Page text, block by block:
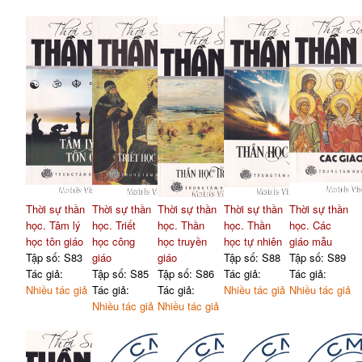
Thời sự thần
học. Tâm lý
học tôn giáo
Tập số: S83
Tác giả:
Nhiều tác giả
Thời sự thần
học. Triết
học công
giáo
Tập số: S85
Tác giả:
Nhiều tác giả
Thời sự thần
học. Thần
học truyền
giáo
Tập số: S86
Tác giả:
Nhiều tác giả
Thời sự thần
học. Thần
học tự nhiên
Tập số: S88
Tác giả:
Nhiều tác giả
Thời sự thần
học. Các
giáo mẫu
Tập số: S89
Tác giả:
Nhiều tác giả